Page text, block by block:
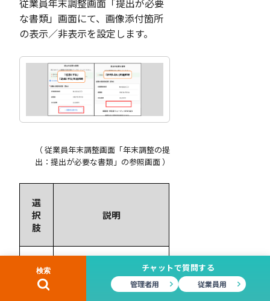
チャットで質問する
管理者用 従業員用
な書類」画面にて、画像添付箇所
の表示／非表示を設定します。
（ 従業員年末調整画面「年末調整の提
出：提出が必要な書類」の参照画面 ）
選
択
肢
説明
必
画像添付箇所を表示
し、従業員が提出書類
の画像を添付すること